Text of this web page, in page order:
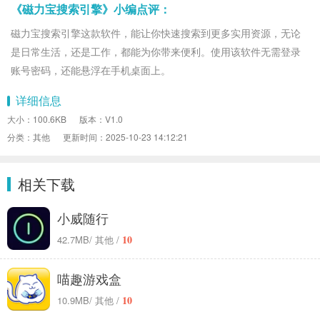
《磁力宝搜索引擎》小编点评：
磁力宝搜索引擎这款软件，能让你快速搜索到更多实用资源，无论
是日常生活，还是工作，都能为你带来便利。使用该软件无需登录
账号密码，还能悬浮在手机桌面上。
详细信息
大小：100.6KB
版本：V1.0
分类：其他
更新时间：2025-10-23 14:12:21
相关下载
小威随行
42.7MB/ 其他 / 10
喵趣游戏盒
10.9MB/ 其他 / 10